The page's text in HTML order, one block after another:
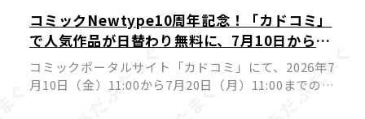
コミックNewtype10周年記念！「カドコミ」
で人気作品が日替わり無料に、7月10日から10
日間の豪華フェア開催
コミックポータルサイト「カドコミ」にて、2026年7
月10日（金）11:00から7月20日（月）11:00までの期